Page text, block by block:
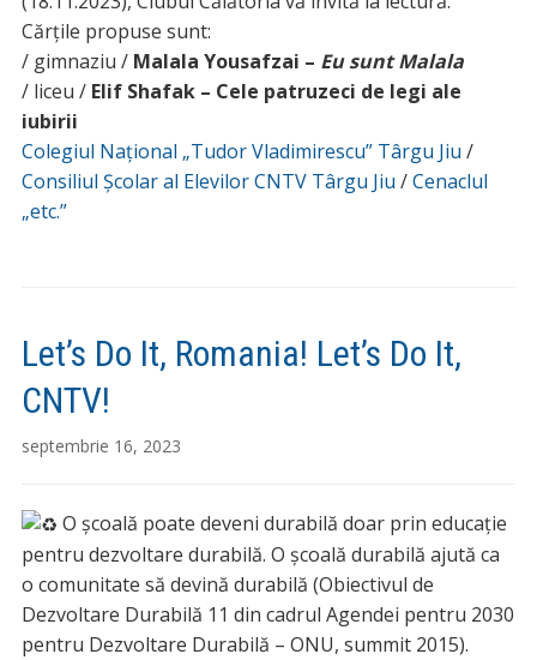
Cărțile propuse sunt:
/ gimnaziu / Malala Yousafzai – Eu sunt Malala
/ liceu / Elif Shafak – Cele patruzeci de legi ale
iubirii
Colegiul Național „Tudor Vladimirescu” Târgu Jiu /
Consiliul Școlar al Elevilor CNTV Târgu Jiu /Cenaclul
„etc.”
Let’s Do It, Romania! Let’s Do It,
CNTV!
septembrie 16, 2023
O școală poate deveni durabilă doar prin educație
pentru dezvoltare durabilă. O școală durabilă ajută ca
o comunitate să devină durabilă (Obiectivul de
Dezvoltare Durabilă 11 din cadrul Agendei pentru 2030
pentru Dezvoltare Durabilă – ONU, summit 2015).